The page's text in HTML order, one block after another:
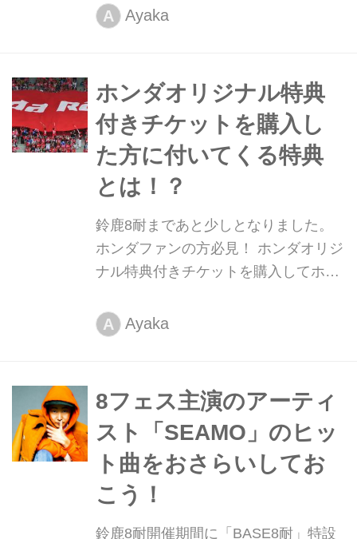
い戦いが繰り広げられているんです
よ！
A Ayaka
ホンダオリジナル特典
付きチケットを購入し
た方に付いてくる特典
とは！？
鈴鹿8耐まであと少しとなりました。
ホンダファンの方必見！ ホンダオリジ
ナル特典付きチケットを購入してホン
ましょう。
A Ayaka
8フェス主演のアーティ
スト「SEAMO」のヒッ
ト曲をおさらいしてお
こう！
鈴鹿8耐開催期間に「BASE8耐」特設